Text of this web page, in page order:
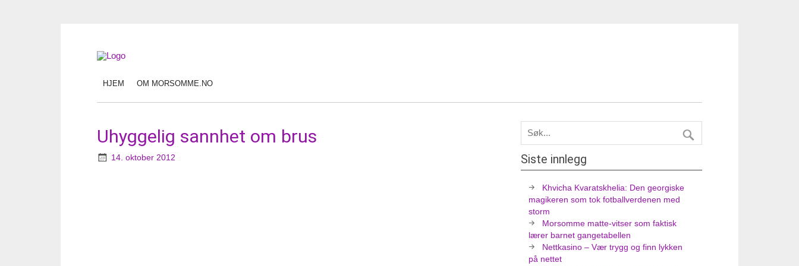
HJEM OM MORSOMME.NO
Uhyggelig sannhet om brus
14. oktober 2012 Siste innlegg
Khvicha Kvaratskhelia: Den georgiske
magikeren som tok fotballverdenen med
storm
Morsomme matte-vitser som faktisk
lærer barnet gangetabellen
Nettkasino – Vær trygg og finn lykken
på nettet